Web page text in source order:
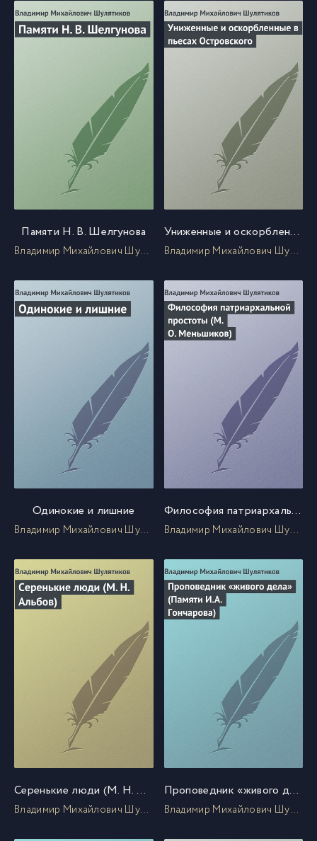
Памяти Н. В. Шелгунова
Владимир Михайлович Шулятиков
Униженные и оскорбленные в пьесах Островского
Владимир Михайлович Шулятиков
Одинокие и лишние
Владимир Михайлович Шулятиков
Философия патриархальной простоты (М. О. Меньшиков)
Владимир Михайлович Шулятиков
Серенькие люди (М. Н. Альбов)
Владимир Михайлович Шулятиков
Проповедник «живого дела» (Памяти И.А. Гончарова)
Владимир Михайлович Шулятиков